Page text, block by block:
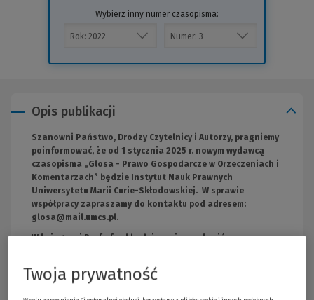
Wybierz inny numer czasopisma:
Opis publikacji
Szanowni Państwo, Drodzy Czytelnicy i Autorzy, pragniemy
poinformować, że od 1 stycznia 2025 r. nowym wydawcą
czasopisma „Glosa - Prawo Gospodarcze w Orzeczeniach i
Komentarzach” będzie Instytut Nauk Prawnych
Uniwersytetu Marii Curie-Skłodowskiej. W sprawie
współpracy zapraszamy do kontaktu pod adresem:
glosa@mail.umcs.pl.
W księgarni Profinfo.pl będzie można zakupić numery z
Twoja prywatność